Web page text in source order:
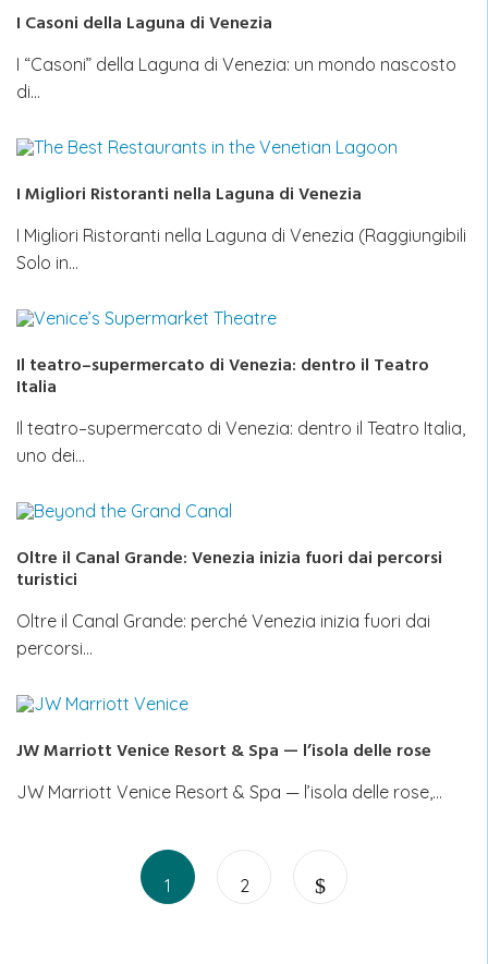
I Casoni della Laguna di Venezia
I “Casoni” della Laguna di Venezia: un mondo nascosto
di…
I Migliori Ristoranti nella Laguna di Venezia
I Migliori Ristoranti nella Laguna di Venezia (Raggiungibili
Solo in…
Il teatro–supermercato di Venezia: dentro il Teatro
Italia
Il teatro–supermercato di Venezia: dentro il Teatro Italia,
uno dei…
Oltre il Canal Grande: Venezia inizia fuori dai percorsi
turistici
Oltre il Canal Grande: perché Venezia inizia fuori dai
percorsi…
JW Marriott Venice Resort & Spa — l’isola delle rose
JW Marriott Venice Resort & Spa — l’isola delle rose,…
Paginazione
degli
Page
1 Page
2